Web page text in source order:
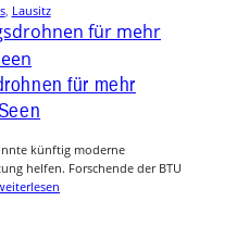
, Lausitz
für mehr
künftig moderne
helfen. Forschende der BTU